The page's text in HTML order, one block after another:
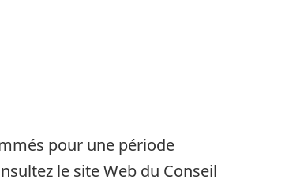
pour une période
le site Web du Conseil